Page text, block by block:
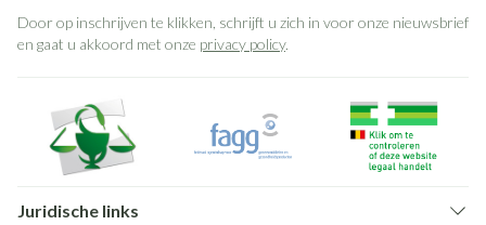
Door op inschrijven te klikken, schrijft u zich in voor onze nieuwsbrief
en gaat u akkoord met onze privacy policy.
Juridische links